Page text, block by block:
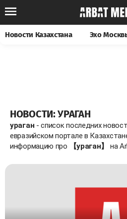
Новости Казахстана Эхо
НОВОСТИ: УРАГАН
ураган - список последних
евразийском портале в
информацию про
【ураган】 на